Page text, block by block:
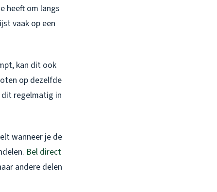
heeft om langs
vaak op een
kan dit ook
op dezelfde
dit regelmatig in
wanneer je de
Bel direct
andere delen